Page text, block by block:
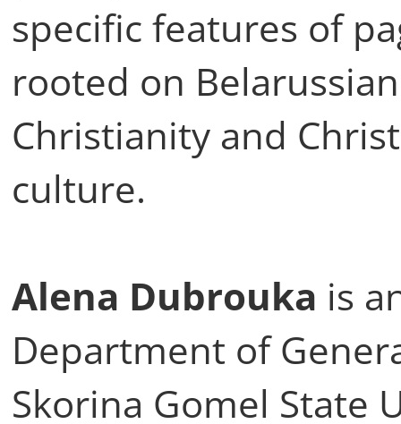
specific features of
rooted on
Christianity and
culture.
Alena Dubrouka is
Department of
Skorina Gomel State